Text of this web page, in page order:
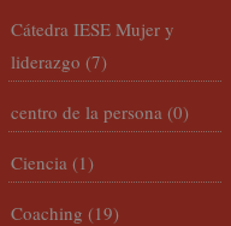
Cátedra IESE Mujer y
liderazgo (7)
centro de la persona (0)
Ciencia (1)
Coaching (19)